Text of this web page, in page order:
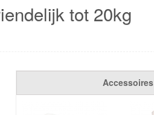
tot 20kg
Accessoires